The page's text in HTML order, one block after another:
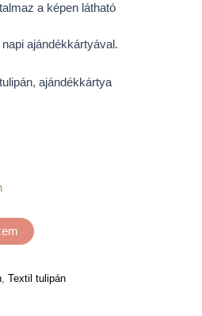
a képen látható
ajándékkártyával.
ajándékkártya
, Textil tulipán